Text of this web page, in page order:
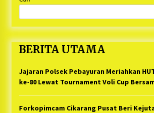
BERITA UTAMA
Jajaran Polsek Pebayuran Meriahkan
ke-80 Lewat Tournament Voli Cup
Forkopimcam Cikarang Pusat Beri